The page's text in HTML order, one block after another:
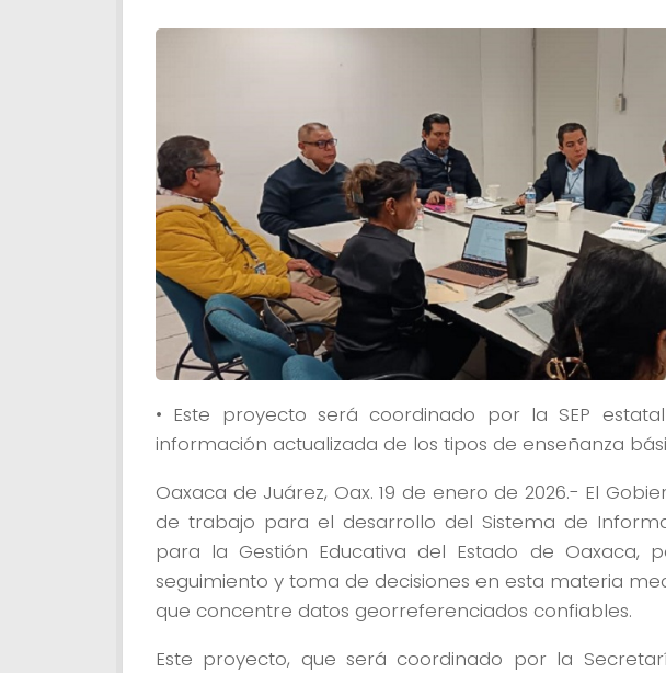
• Este proyecto será coordinado por la SEP
información actualizada de los tipos de enseñanza
Oaxaca de Juárez, Oax. 19 de enero de 2026.- El
de trabajo para el desarrollo del Sistema de
para la Gestión Educativa del Estado de Oaxaca,
seguimiento y toma de decisiones en esta materia
que concentre datos georreferenciados confiables.
Este proyecto, que será coordinado por la